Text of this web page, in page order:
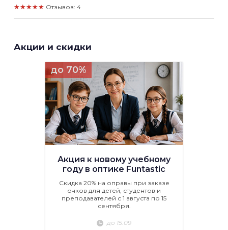
★★★★★ Отзывов: 4
Акции и скидки
до 70%
Акция к новому учебному
году в оптике Funtastic
Скидка 20% на оправы при заказе
очков для детей, студентов и
преподавателей с 1 августа по 15
сентября.
до 15.09